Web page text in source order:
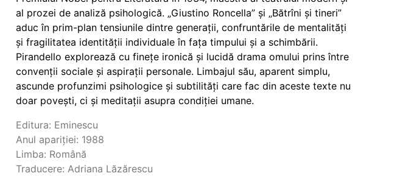
al prozei de analiză psihologică. „Giustino Roncella” și „Bătrîni și tineri”
aduc în prim-plan tensiunile dintre generații, confruntările de mentalități
și fragilitatea identității individuale în fața timpului și a schimbării.
Pirandello explorează cu finețe ironică și lucidă drama omului prins între
convenții sociale și aspirații personale. Limbajul său, aparent simplu,
ascunde profunzimi psihologice și subtilități care fac din aceste texte nu
doar povești, ci și meditații asupra condiției umane.
Editura: Eminescu
Anul apariției: 1988
Limba: Română
Traducere: Adriana Lăzărescu